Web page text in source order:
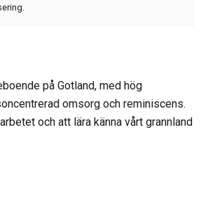
på Gotland, med hög
omsorg och reminiscens.
och att lära känna vårt grannland